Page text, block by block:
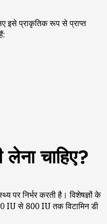
इसे प्राकृतिक रूप से प्राप्त
लेना चाहिए?
पर निर्भर करती है। विशेषज्ञों के
IU से 800 IU तक विटामिन डी